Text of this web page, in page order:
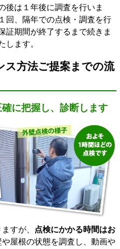
後は１年後に調査を行いま
回、隔年での点検・調査を行
証期間が終了するまで続きま
します。
ス方法ご提案までの流
に把握し、診断します
すが、
点検にかかる時間はお
や屋根の状態を調査し、動画や